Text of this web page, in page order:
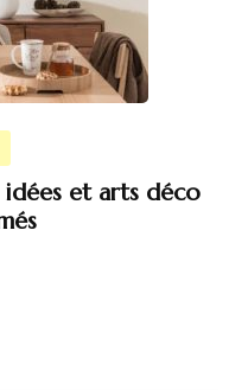
idées et arts déco